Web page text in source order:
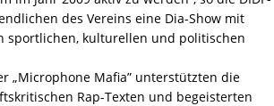
des Vereins eine Dia-Show mit
sportlichen, kulturellen und politischen
„Microphone Mafia” unterstützten die
Rap-Texten und begeisterten